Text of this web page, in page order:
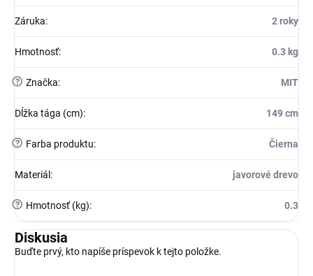
Záruka: 2 roky
Hmotnosť: 0.3 kg
? Značka: MIT
Dĺžka tága (cm): 149 cm
? Farba produktu: Čierna
Materiál : javorové drevo
? Hmotnosť (kg): 0.3
Diskusia
Buďte prvý, kto napíše príspevok k tejto položke.